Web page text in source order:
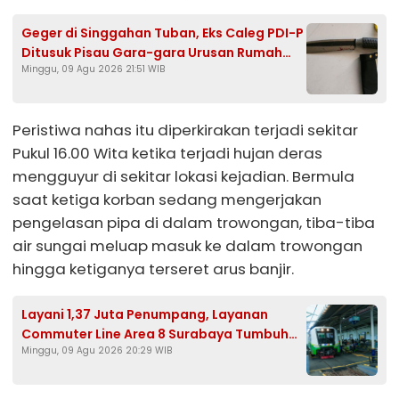
Geger di Singgahan Tuban, Eks Caleg PDI-P
Ditusuk Pisau Gara-gara Urusan Rumah
Tangga
Minggu, 09 Agu 2026 21:51 WIB
Peristiwa nahas itu diperkirakan terjadi sekitar
Pukul 16.00 Wita ketika terjadi hujan deras
mengguyur di sekitar lokasi kejadian. Bermula
saat ketiga korban sedang mengerjakan
pengelasan pipa di dalam trowongan, tiba-tiba
air sungai meluap masuk ke dalam trowongan
hingga ketiganya terseret arus banjir.
Layani 1,37 Juta Penumpang, Layanan
Commuter Line Area 8 Surabaya Tumbuh
9%
Minggu, 09 Agu 2026 20:29 WIB